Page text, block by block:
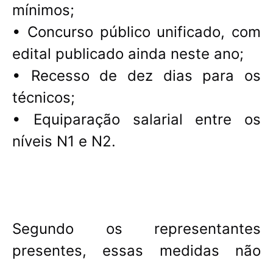
mínimos;
• Concurso público unificado, com
edital publicado ainda neste ano;
• Recesso de dez dias para os
técnicos;
• Equiparação salarial entre os
níveis N1 e N2.
Segundo os representantes
presentes, essas medidas não